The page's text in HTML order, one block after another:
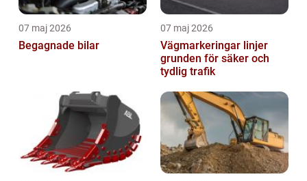
07 maj 2026
Begagnade bilar
07 maj 2026
Vägmarkeringar linjer
grunden för säker och
tydlig trafik